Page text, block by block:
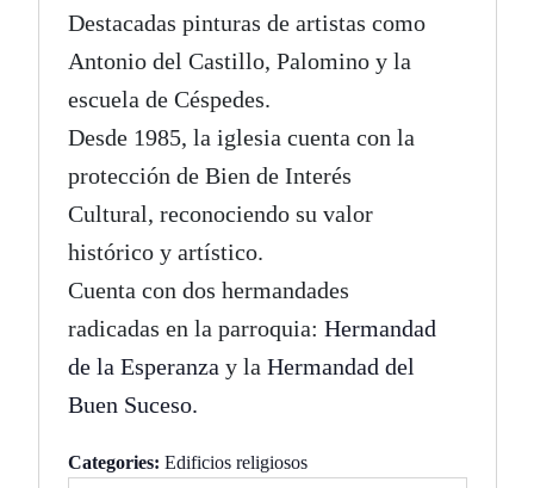
Destacadas pinturas de artistas como
Antonio del Castillo, Palomino y la
escuela de Céspedes.
Desde 1985, la iglesia cuenta con la
protección de Bien de Interés
Cultural, reconociendo su valor
histórico y artístico.
Cuenta con dos hermandades
radicadas en la parroquia: Hermandad
de la Esperanza y la Hermandad del
Buen Suceso.
Categories: Edificios religiosos